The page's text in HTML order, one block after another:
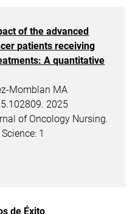
of the advanced
patients receiving
A quantitative
Momblan MA
2025
of Oncology Nursing.
1
de Éxito